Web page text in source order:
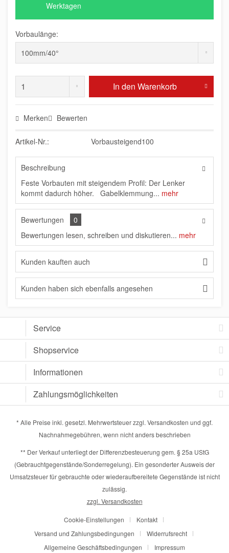
Werktagen
Vorbaulänge:
In den Warenkorb
Merken Bewerten
Artikel-Nr.: Vorbausteigend100
Beschreibung
Feste Vorbauten mit steigendem Profil: Der Lenker
kommt dadurch höher. Gabelklemmung... mehr
Bewertungen
0
Bewertungen lesen, schreiben und diskutieren... mehr
Kunden kauften auch
Kunden haben sich ebenfalls angesehen
Service
Shopservice
Informationen
Zahlungsmöglichkeiten
* Alle Preise inkl. gesetzl. Mehrwertsteuer zzgl. Versandkosten und ggf.
Nachnahmegebühren, wenn nicht anders beschrieben
** Der Verkauf unterliegt der Differenzbesteuerung gem. § 25a UStG
(Gebrauchtgegenstände/Sonderregelung). Ein gesonderter Ausweis der
Umsatzsteuer für gebrauchte oder wiederaufbereitete Gegenstände ist nicht
zulässig.
zzgl. Versandkosten
Cookie-Einstellungen
Kontakt
Versand und Zahlungsbedingungen
Widerrufsrecht
Allgemeine Geschäftsbedingungen
Impressum